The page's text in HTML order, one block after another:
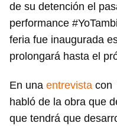
de su detención el
performance
feria fue inaugurada
prolongará hasta el
En una entrevista con
habló de la obra que
que tendrá que